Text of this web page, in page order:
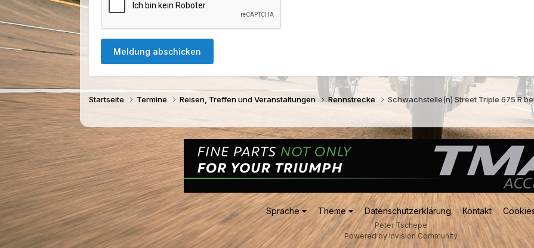
Meldung abschicken
Startseite Termine Reisen, Treffen und Veranstaltungen Rennstrecke Schwachstelle(n) Street Triple 675 R
Sprache Theme Datenschutzerklärung Kontakt
Peter Tschepe
Powered by Invision Community